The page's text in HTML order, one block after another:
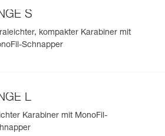
S
kompakter Karabiner mit
Schnapper
L
Karabiner mit MonoFil-